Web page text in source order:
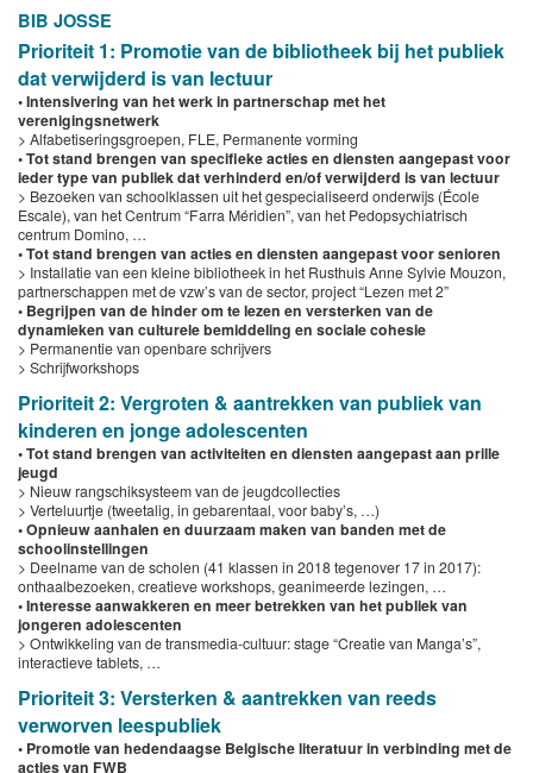
BIB JOSSE
Prioriteit 1: Promotie van de bibliotheek bij het publiek
dat verwijderd is van lectuur
• Intensivering van het werk in partnerschap met het
verenigingsnetwerk
> Alfabetiseringsgroepen, FLE, Permanente vorming
• Tot stand brengen van specifieke acties en diensten aangepast voor
ieder type van publiek dat verhinderd en/of verwijderd is van lectuur
> Bezoeken van schoolklassen uit het gespecialiseerd onderwijs (École
Escale), van het Centrum “Farra Méridien”, van het Pedopsychiatrisch
centrum Domino, …
• Tot stand brengen van acties en diensten aangepast voor senioren
> Installatie van een kleine bibliotheek in het Rusthuis Anne Sylvie Mouzon,
partnerschappen met de vzw’s van de sector, project “Lezen met 2”
• Begrijpen van de hinder om te lezen en versterken van de
dynamieken van culturele bemiddeling en sociale cohesie
> Permanentie van openbare schrijvers
> Schrijfworkshops
Prioriteit 2: Vergroten & aantrekken van publiek van
kinderen en jonge adolescenten
• Tot stand brengen van activiteiten en diensten aangepast aan prille
jeugd
> Nieuw rangschiksysteem van de jeugdcollecties
> Verteluurtje (tweetalig, in gebarentaal, voor baby’s, …)
• Opnieuw aanhalen en duurzaam maken van banden met de
schoolinstellingen
> Deelname van de scholen (41 klassen in 2018 tegenover 17 in 2017):
onthaalbezoeken, creatieve workshops, geanimeerde lezingen, …
• Interesse aanwakkeren en meer betrekken van het publiek van
jongeren adolescenten
> Ontwikkeling van de transmedia-cultuur: stage “Creatie van Manga’s”,
interactieve tablets, …
Prioriteit 3: Versterken & aantrekken van reeds
verworven leespubliek
• Promotie van hedendaagse Belgische literatuur in verbinding met de
acties van FWB